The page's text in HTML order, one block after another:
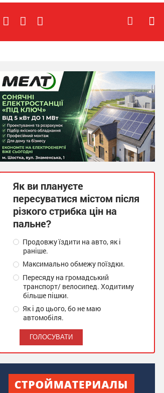
Як ви плануєте
пересуватися містом після
різкого стрибка цін на
пальне?
Продовжу їздити на авто, як і
раніше.
Максимально обмежу поїздки.
Пересяду на громадський
транспорт/ велосипед. Ходитиму
більше пішки.
Як і до цього, бо не маю
автомобіля.